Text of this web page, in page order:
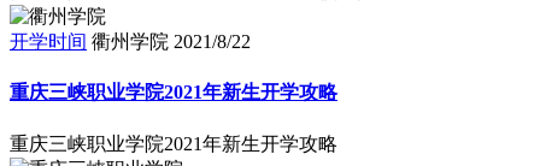
开学时间 衢州学院 2021/8/22
重庆三峡职业学院2021年新生开学攻略
重庆三峡职业学院2021年新生开学攻略